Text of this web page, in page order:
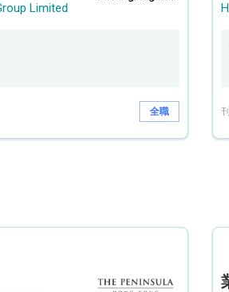
Limited
全職